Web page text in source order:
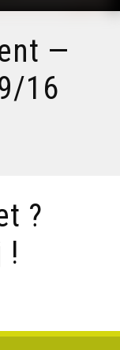
- VBSTB
VBSTF
VBSTF
VBSTB
—
16
?
!